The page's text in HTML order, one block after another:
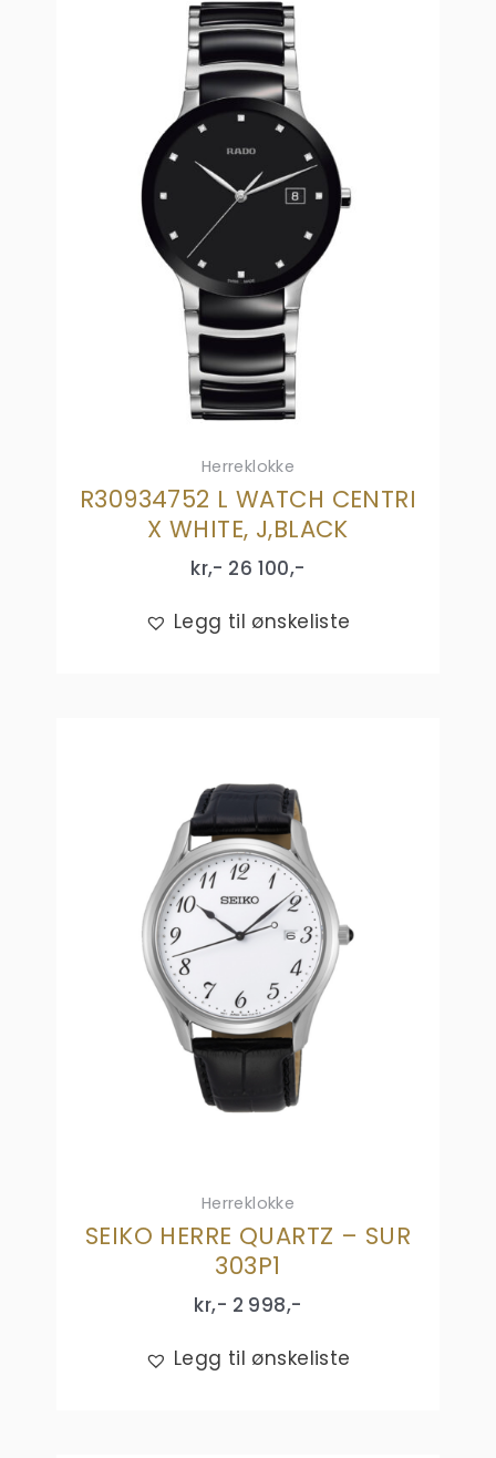
Herreklokke
R30934752 L WATCH CENTRI
X WHITE, J,BLACK
kr,- 26 100,-
Legg til ønskeliste
Herreklokke
SEIKO HERRE QUARTZ – SUR
303P1
kr,- 2 998,-
Legg til ønskeliste